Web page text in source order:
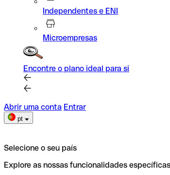
Independentes e ENI
Microempresas
Encontre o plano ideal para si
Abrir uma conta Entrar
pt
Selecione o seu país
Explore as nossas funcionalidades